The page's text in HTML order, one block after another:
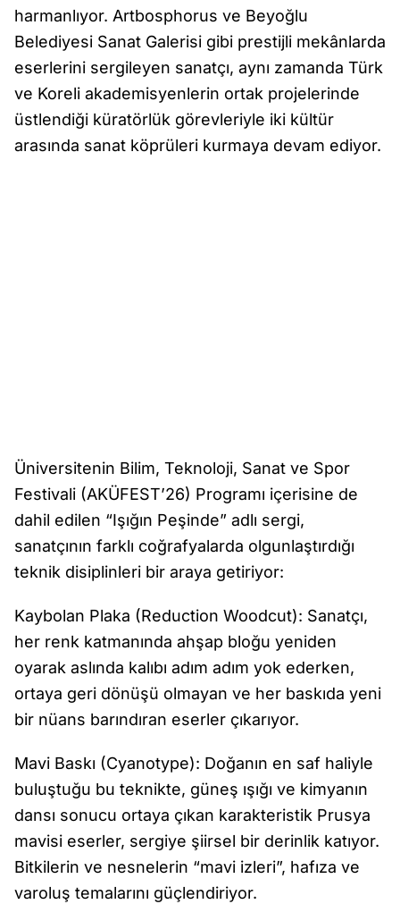
harmanlıyor. Artbosphorus ve Beyoğlu
Belediyesi Sanat Galerisi gibi prestijli mekânlarda
eserlerini sergileyen sanatçı, aynı zamanda Türk
ve Koreli akademisyenlerin ortak projelerinde
üstlendiği küratörlük görevleriyle iki kültür
arasında sanat köprüleri kurmaya devam ediyor.
Üniversitenin Bilim, Teknoloji, Sanat ve Spor
Festivali (AKÜFEST’26) Programı içerisine de
dahil edilen “Işığın Peşinde” adlı sergi,
sanatçının farklı coğrafyalarda olgunlaştırdığı
teknik disiplinleri bir araya getiriyor:
Kaybolan Plaka (Reduction Woodcut): Sanatçı,
her renk katmanında ahşap bloğu yeniden
oyarak aslında kalıbı adım adım yok ederken,
ortaya geri dönüşü olmayan ve her baskıda yeni
bir nüans barındıran eserler çıkarıyor.
Mavi Baskı (Cyanotype): Doğanın en saf haliyle
buluştuğu bu teknikte, güneş ışığı ve kimyanın
dansı sonucu ortaya çıkan karakteristik Prusya
mavisi eserler, sergiye şiirsel bir derinlik katıyor.
Bitkilerin ve nesnelerin “mavi izleri”, hafıza ve
varoluş temalarını güçlendiriyor.